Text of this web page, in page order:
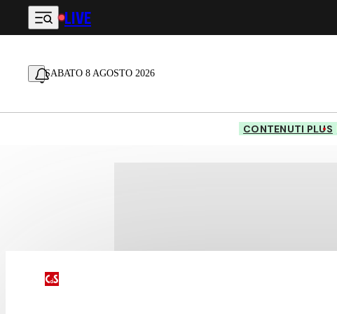
Vai al contenuto principale
LIVE
SABATO 8 AGOSTO 2026
CONTENUTI PLUS